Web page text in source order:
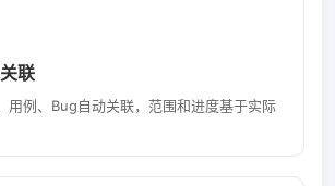
联
用例、Bug自动关联，范围和进度基于实际